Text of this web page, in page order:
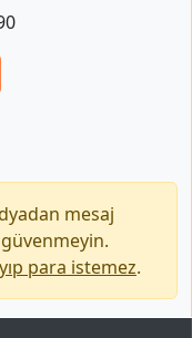
mesaj
para istemez.